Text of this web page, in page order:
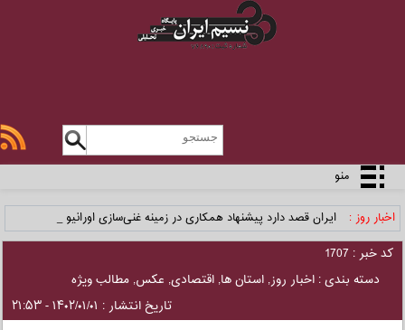
منو
اخبار روز : ایران قصد دارد پیشنهاد همکاری در زمینه غنی‌سازی اورانیوم _
کد خبر : 1707
دسته بندی :اخبار روز,استان ها,اقتصادی, عکس,مطالب ویژه
تاریخ انتشار : ۱۴۰۲/۰۱/۰۱ - ۲۱:۵۳